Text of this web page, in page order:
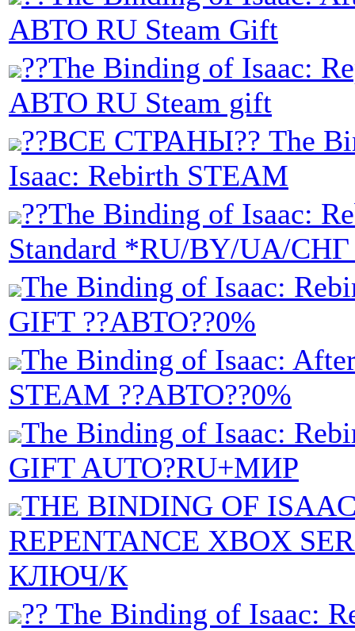
АВТО RU Steam Gift
??The Binding of Isaac:
АВТО RU Steam gift
??ВСЕ СТРАНЫ?? The
Isaac: Rebirth STEAM
??The Binding of Isaac:
Standard *RU/BY/UA/СНГ
The Binding of Isaac:
GIFT ??АВТО??0%
The Binding of Isaac:
STEAM ??АВТО??0%
The Binding of Isaac:
GIFT AUTO?RU+МИР
THE BINDING OF
REPENTANCE XBOX
КЛЮЧ/К
?? The Binding of Isaac: